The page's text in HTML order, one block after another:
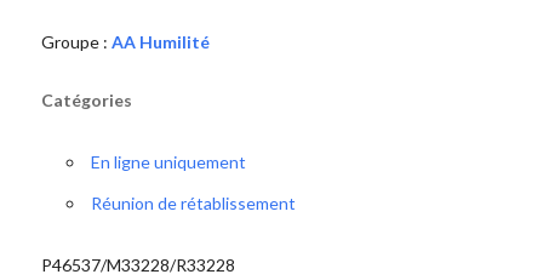
Groupe : AA Humilité
Catégories
En ligne uniquement
Réunion de rétablissement
P46537/M33228/R33228